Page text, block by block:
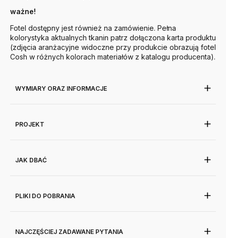
ważne!
Fotel dostępny jest również na zamówienie. Pełna
kolorystyka aktualnych tkanin patrz dołączona karta produktu
(zdjęcia aranżacyjne widoczne przy produkcie obrazują fotel
Cosh w różnych kolorach materiałów z katalogu producenta).
WYMIARY ORAZ INFORMACJE
PROJEKT
JAK DBAĆ
PLIKI DO POBRANIA
NAJCZĘŚCIEJ ZADAWANE PYTANIA